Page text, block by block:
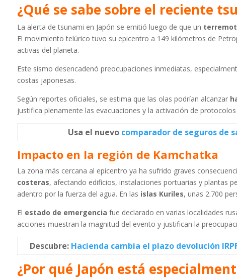
¿Qué se sabe sobre el reciente
La alerta de tsunami en Japón se emitió luego de que un
El movimiento telúrico tuvo su epicentro a 149 kilómetros de
activas del planeta.
Este sismo desencadenó preocupaciones inmediatas,
costas japonesas.
Según reportes oficiales, se estima que las olas podrían alcanzar
justifica plenamente las evacuaciones y la activación de
Usa el nuevo comparador de seguros de
Impacto en la región de Kamchatka
La zona más cercana al epicentro ya ha sufrido graves
costeras, afectando edificios, instalaciones portuarias y plantas
adentro por la fuerza del agua. En las islas Kuriles, unas 2.700
El estado de emergencia fue declarado en varias localidades
acciones muestran la magnitud del evento y justifican la
Descubre: Hacienda cambia el plazo devolución
¿Por qué Japón está